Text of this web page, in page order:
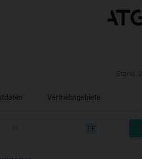
Vertriebsgebiete
DE